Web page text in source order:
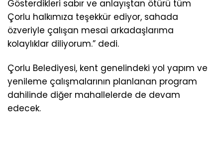
Gösterdikleri sabır ve anlayıştan ötürü tüm
Çorlu halkımıza teşekkür ediyor, sahada
özveriyle çalışan mesai arkadaşlarıma
kolaylıklar diliyorum.” dedi.
Çorlu Belediyesi, kent genelindeki yol yapım ve
yenileme çalışmalarının planlanan program
dahilinde diğer mahallelerde de devam
edecek.